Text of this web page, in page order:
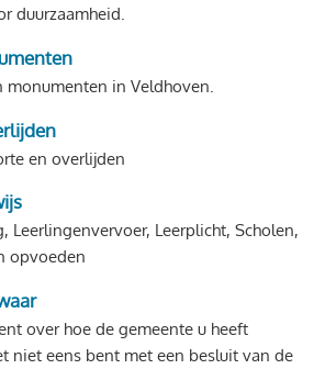
duurzaamheid.
monumenten in Veldhoven.
en overlijden
Leerlingenvervoer, Leerplicht, Scholen,
opvoeden
over hoe de gemeente u heeft
niet eens bent met een besluit van de